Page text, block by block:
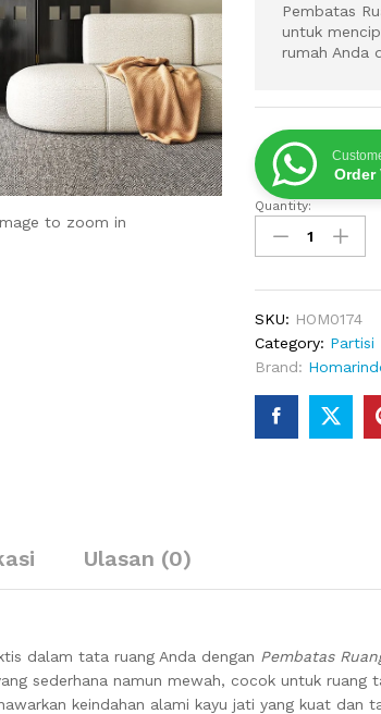
to zoom in
Pembatas
untuk
rumah Anda
Order
Pembatas
Ruangan
Lipat
Minimalis
quantity
Quantity:
SKU: HOM0174
Category: Partisi
Brand:
Ulasan (0)
dalam tata ruang Anda dengan Pembatas
sederhana namun mewah, cocok untuk
keindahan alami kayu jati yang kuat dan